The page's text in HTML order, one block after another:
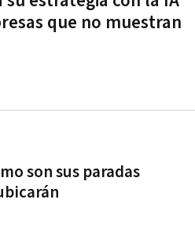
que no muestran
son sus paradas